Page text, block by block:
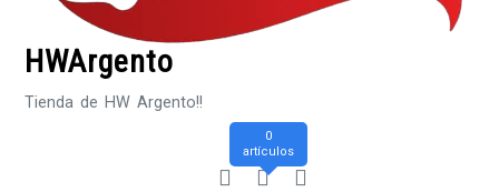
HWArgento
Tienda de HW Argento!!
0
artículos